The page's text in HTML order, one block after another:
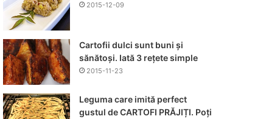
2015-12-09
Cartofii dulci sunt buni și
sănătoși. Iată 3 rețete simple
2015-11-23
Leguma care imită perfect
gustul de CARTOFI PRĂJIȚI. Poți